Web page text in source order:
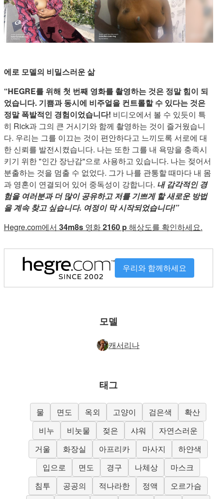
에로 모델의 비밀스러운 삶
“HEGRE를 위해 첫 번째 영화를 촬영하는 것은 정말 힘이 되
었습니다. 기쁨과 동시에 비주얼을 컨트롤할 수 있다는 것은
정말 폭발적인 경험이었습니다! 비디오에서 볼 수 있듯이 특
히 Rick과 그의 큰 거시기와 함께 촬영하는 것이 즐거웠습니
다. 우리는 그를 이끄는 것이 편안하다고 느끼도록 서로에 대
한 신뢰를 발전시켰습니다. 나는 또한 그를 내 욕망을 충족시
키기 위한 "인간 장난감"으로 사용하고 있습니다. 나는 젖어서
분출하는 것을 멈출 수 없었다. 그가 나를 관통할 때마다 내 몸
과 영혼이 연결되어 있어 중독성이 강합니다. 내 감각적인 경
험을 여러분과 더 많이 공유하고 저를 기쁘게 할 새로운 방법
을 계속 찾고 싶습니다. 여정이 막 시작되었습니다!”
Hegre.com에서 34m8s 영화2160 p해상도를 확인하세요.
우리와 함께하세요
모델
캐서리나
태그
물 면도 옥외 고양이 검은색
확산
비누
비눗물 젖은 샤워
자연스러운
거울
화장실 아프리카 마사지
하얀색
입으로
면도 경구 나체상
마스크
침투
공공의 적나라한 정액
오르가슴